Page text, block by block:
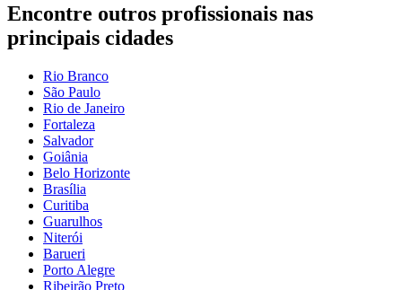
Encontre outros profissionais nas
principais cidades
Rio Branco
São Paulo
Rio de Janeiro
Fortaleza
Salvador
Goiânia
Belo Horizonte
Brasília
Curitiba
Guarulhos
Niterói
Barueri
Porto Alegre
Ribeirão Preto